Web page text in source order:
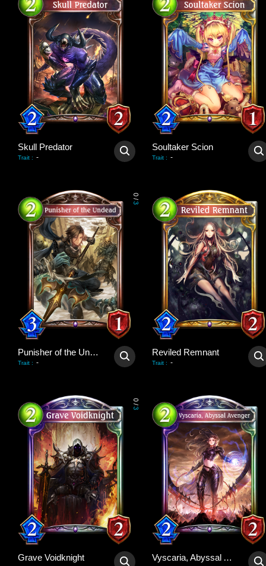
Skull Predator
Trait : -
Soultaker Scion
Trait : -
0
/
3
Punisher of the Undead
Trait : -
Reviled Remnant
Trait : -
0
/
3
Grave Voidknight Vyscaria, Abyssal Avenger